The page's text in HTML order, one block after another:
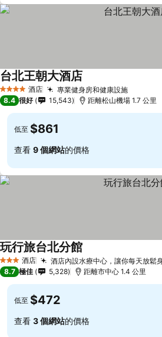
4 星級 酒店 專業健身房和健康設施
台北王朝大酒店
8.4 很好 15,543 距離松山機場 1.7 公里
低至 $861
查看 9 個網站的價格
3 星級 酒店 酒店內設水療中心，讓你每天放鬆
玩行旅台北分館
8.7 極佳 5,328 距離市中心 1.4 公里
低至 $472
查看 3 個網站的價格